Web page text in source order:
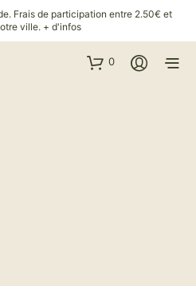
Frais de participation entre 2.50€ et
ville. + d'infos
0